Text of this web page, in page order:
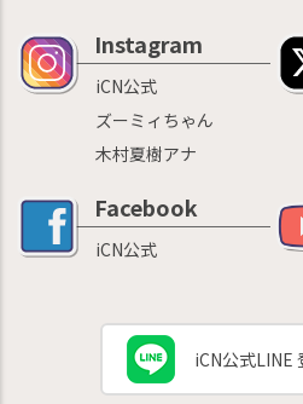
Instagram
iCN公式
ズーミィちゃん
木村夏樹アナ
Facebook
iCN公式
iCN公式LINE